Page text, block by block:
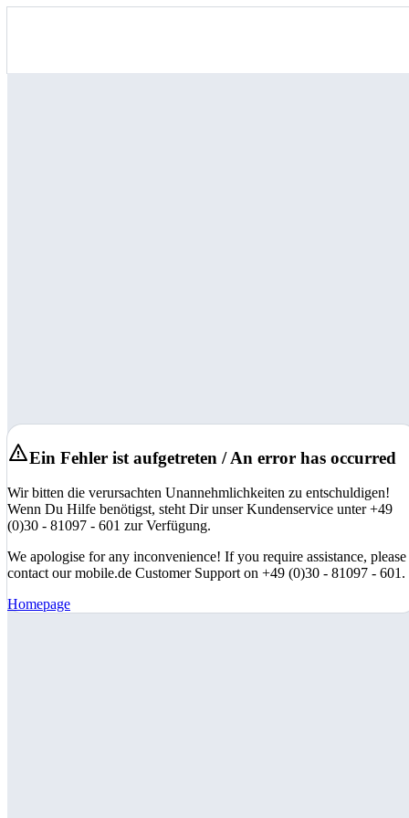
Ein Fehler ist aufgetreten / An error has occurred
Wir bitten die verursachten Unannehmlichkeiten zu entschuldigen!
Wenn Du Hilfe benötigst, steht Dir unser Kundenservice unter +49
(0)30 - 81097 - 601 zur Verfügung.
We apologise for any inconvenience! If you require assistance, please
contact our mobile.de Customer Support on +49 (0)30 - 81097 - 601.
Homepage